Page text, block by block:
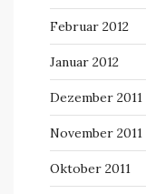
Februar 2012
Januar 2012
Dezember 2011
November 2011
Oktober 2011